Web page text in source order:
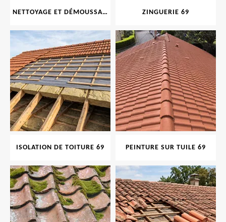
NETTOYAGE ET DÉMOUSSAGE DE TOITURE ET FAÇADE 69 ZINGUERIE 69
ISOLATION DE TOITURE 69 PEINTURE SUR TUILE 69